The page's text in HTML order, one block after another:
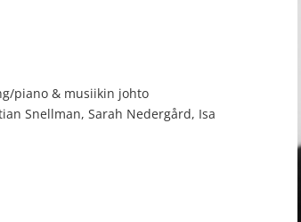
piano & musiikin johto
Snellman, Sarah Nedergård, Isa